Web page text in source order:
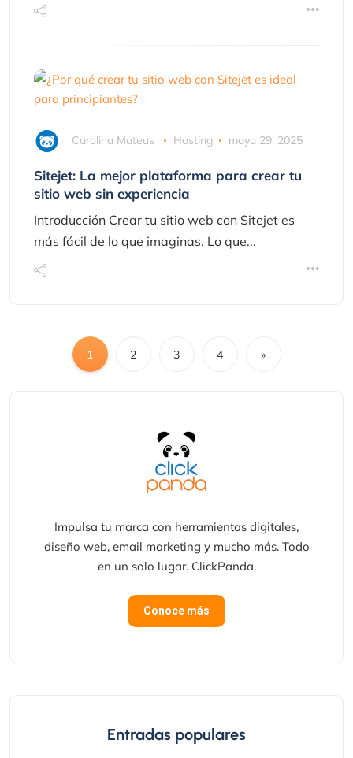
Carolina Mateus Hosting mayo 29, 2025
Sitejet: La mejor plataforma para crear tu
sitio web sin experiencia
Introducción Crear tu sitio web con Sitejet es
más fácil de lo que imaginas. Lo que...
1 2 3 4 »
Impulsa tu marca con herramientas digitales,
diseño web, email marketing y mucho más. Todo
en un solo lugar. ClickPanda.
Conoce más
Entradas populares